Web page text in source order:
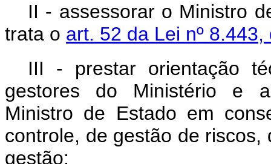
II - assessorar o Ministro
trata o art. 52 da Lei nº
III - prestar orientação
gestores do Ministério e
Ministro de Estado em
controle, de gestão de
gestão;